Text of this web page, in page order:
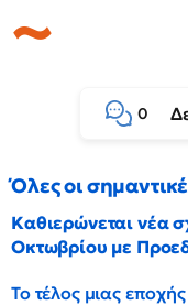
0
Όλες οι
Καθιερώνεται νέα
Οκτωβρίου με
Το τέλος μιας